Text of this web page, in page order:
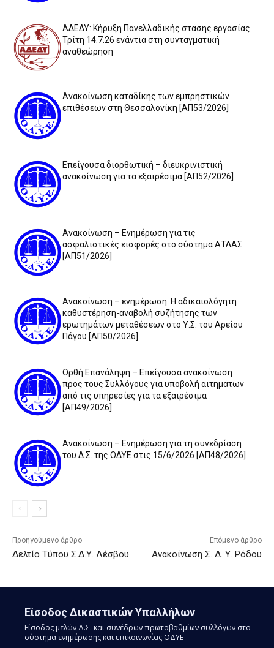
ΑΔΕΔΥ: Κήρυξη Πανελλαδικής στάσης εργασίας
Τρίτη 14.7.26 ενάντια στη συνταγματική
αναθεώρηση
Ανακοίνωση καταδίκης των εμπρηστικών
επιθέσεων στη Θεσσαλονίκη [ΑΠ53/2026]
Επείγουσα διορθωτική – διευκρινιστική
ανακοίνωση για τα εξαιρέσιμα [ΑΠ52/2026]
Ανακοίνωση – Ενημέρωση για τις
ασφαλιστικές εισφορές στο σύστημα ΑΤΛΑΣ
[ΑΠ51/2026]
Ανακοίνωση – ενημέρωση: Η αδικαιολόγητη
καθυστέρηση-αναβολή συζήτησης των
ερωτημάτων μεταθέσεων στο Υ.Σ. του Αρείου
Πάγου [ΑΠ50/2026]
Ορθή Επανάληψη – Επείγουσα ανακοίνωση
προς τους Συλλόγους για υποβολή αιτημάτων
από τις υπηρεσίες για τα εξαιρέσιμα
[ΑΠ49/2026]
Ανακοίνωση – Ενημέρωση για τη συνεδρίαση
του Δ.Σ. της ΟΔΥΕ στις 15/6/2026 [ΑΠ48/2026]
Προηγούμενο άρθρο
Δελτίο Τύπου Σ.Δ.Υ. Λέσβου
Επόμενο άρθρο
Ανακοίνωση Σ. Δ. Υ. Ρόδου
Είσοδος Δικαστικών Υπαλλήλων
Είσοδος μελών Δ.Σ. και συνέδρων πρωτοβαθμίων συλλόγων στο
σύστημα ενημέρωσης και επικοινωνίας ΟΔΥΕ